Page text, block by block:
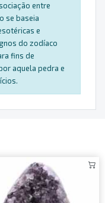
entre
se baseia
e
do zodíaco
fins de
aquela pedra e